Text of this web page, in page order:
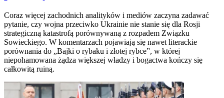
Coraz więcej zachodnich analityków i mediów zaczyna zadawać
pytanie, czy wojna przeciwko Ukrainie nie stanie się dla Rosji
strategiczną katastrofą porównywaną z rozpadem Związku
Sowieckiego. W komentarzach pojawiają się nawet literackie
porównania do „Bajki o rybaku i złotej rybce”, w której
niepohamowana żądza większej władzy i bogactwa kończy się
całkowitą ruiną.